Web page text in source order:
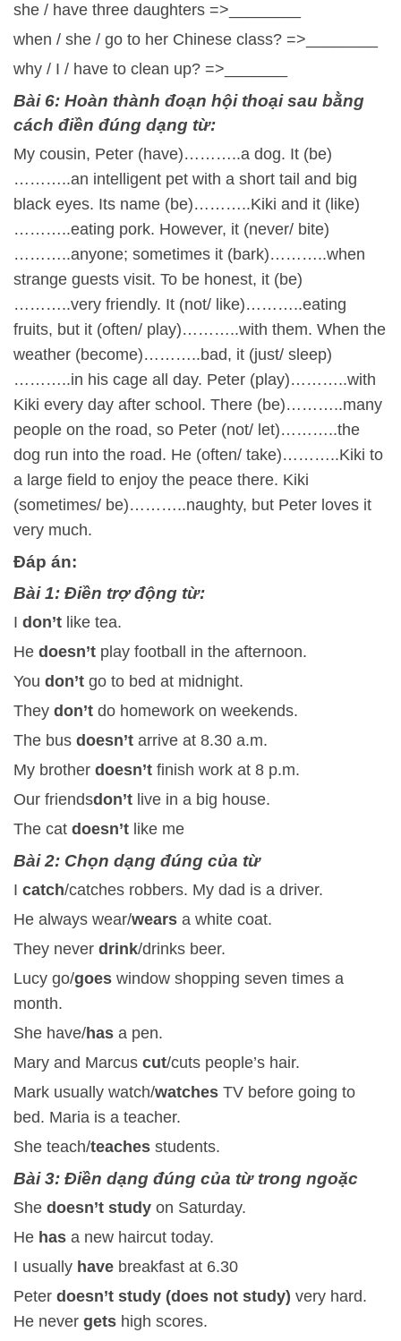
she / have three daughters =>________
when / she / go to her Chinese class? =>________
why / I / have to clean up? =>_______
Bài 6: Hoàn thành đoạn hội thoại sau bằng
cách điền đúng dạng từ:
My cousin, Peter (have)………..a dog. It (be)
………..an intelligent pet with a short tail and big
black eyes. Its name (be)………..Kiki and it (like)
………..eating pork. However, it (never/ bite)
………..anyone; sometimes it (bark)………..when
strange guests visit. To be honest, it (be)
………..very friendly. It (not/ like)………..eating
fruits, but it (often/ play)………..with them. When the
weather (become)………..bad, it (just/ sleep)
………..in his cage all day. Peter (play)………..with
Kiki every day after school. There (be)………..many
people on the road, so Peter (not/ let)………..the
dog run into the road. He (often/ take)………..Kiki to
a large field to enjoy the peace there. Kiki
(sometimes/ be)………..naughty, but Peter loves it
very much.
Đáp án:
Bài 1: Điền trợ động từ:
I don’t like tea.
He doesn’t play football in the afternoon.
You don’t go to bed at midnight.
They don’t do homework on weekends.
The bus doesn’t arrive at 8.30 a.m.
My brother doesn’t finish work at 8 p.m.
Our friendsdon’t live in a big house.
The cat doesn’t like me
Bài 2: Chọn dạng đúng của từ
I catch/catches robbers. My dad is a driver.
He always wear/wears a white coat.
They never drink/drinks beer.
Lucy go/goes window shopping seven times a
month.
She have/has a pen.
Mary and Marcus cut/cuts people’s hair.
Mark usually watch/watches TV before going to
bed. Maria is a teacher.
She teach/teaches students.
Bài 3: Điền dạng đúng của từ trong ngoặc
She doesn’t study on Saturday.
He has a new haircut today.
I usually have breakfast at 6.30
Peter doesn’t study (does not study) very hard.
He never gets high scores.